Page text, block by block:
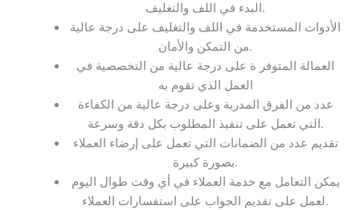
البدء في اللف والتغليف.
الأدوات المستخدمة في اللف والتغليف على درجة عالية
من التمكن والأمان.
العمالة المتوفر ة على درجة عالية من التخصصية في
العمل الذي تقوم به
عدد من الفرق المدربة وعلى درجة عالية من الكفاءة
التي تعمل على تنفيذ المطلوب بكل دقة وسرعة.
تقديم عدد من الضمانات التي تعمل على إرضاء العملاء
بصورة كبيرة.
يمكن التعامل مع خدمة العملاء في أي وقت طوال اليوم
لعمل على تقديم الجواب على استفسارات العملاء.